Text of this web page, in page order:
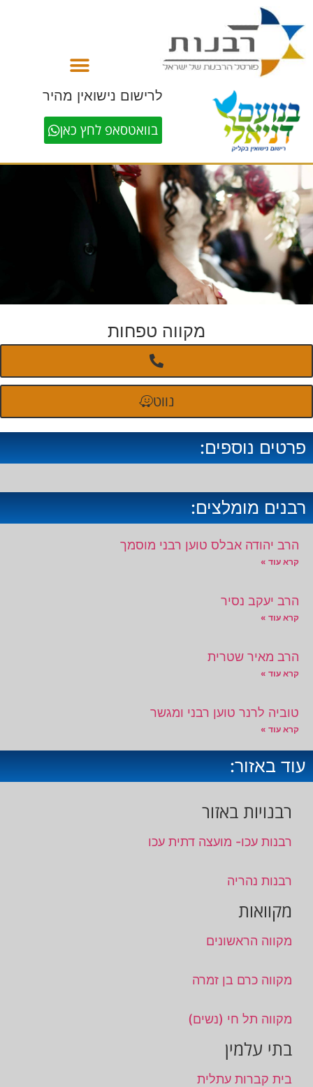
לרישום נישואין מהיר
בוואטסאפ לחץ כאן
מקווה טפחות
נווט
פרטים נוספים:
רבנים מומלצים:
הרב יהודה אבלס טוען רבני מוסמך
קרא עוד »
הרב יעקב נסיר
קרא עוד »
הרב מאיר שטרית
קרא עוד »
טוביה לרנר טוען רבני ומגשר
קרא עוד »
עוד באזור:
רבנויות באזור
רבנות עכו- מועצה דתית עכו
רבנות נהריה
מקוואות
מקווה הראשונים
מקווה כרם בן זמרה
מקווה תל חי (נשים)
בתי עלמין
בית קברות עתלית